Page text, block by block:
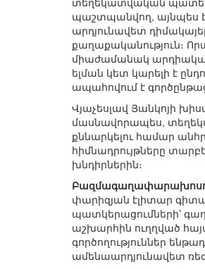
պաշտպանվող, այնպես
արդյունավետ
քաղաքականություն։
միաժամանակ
ելման կետ կարելի է
ապահովում է
Վյաչեսլավ Յանկոյի
մասնավորապես,
քննարկելու համար
հիմնադրույթները
խնդիրներին։
փարիզյան էլիտար
պատկերացումների՝
աշխարհին ուղղված
գործողություններ
ամենաարդյունավետ